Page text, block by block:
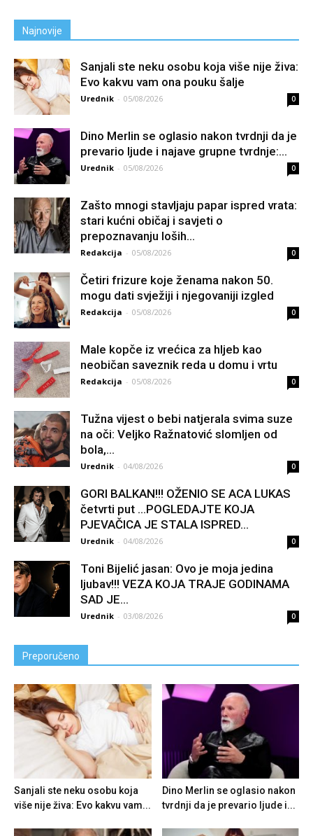
Najnovije
Sanjali ste neku osobu koja više nije živa:
Evo kakvu vam ona pouku šalje
Urednik - 05/08/2026 0
Dino Merlin se oglasio nakon tvrdnji da je
prevario ljude i najave grupne tvrdnje:...
Urednik - 05/08/2026 0
Zašto mnogi stavljaju papar ispred vrata:
stari kućni običaj i savjeti o
prepoznavanju loših...
Redakcija - 05/08/2026 0
Četiri frizure koje ženama nakon 50.
mogu dati svježiji i njegovaniji izgled
Redakcija - 05/08/2026 0
Male kopče iz vrećica za hljeb kao
neobičan saveznik reda u domu i vrtu
Redakcija - 05/08/2026 0
Tužna vijest o bebi natjerala svima suze
na oči: Veljko Ražnatović slomljen od
boIa,...
Urednik - 04/08/2026 0
GORI BALKAN!!! OŽENIO SE ACA LUKAS
četvrti put …POGLEDAJTE KOJA
PJEVAČICA JE STALA ISPRED...
Urednik - 04/08/2026 0
Toni Bijelić jasan: Ovo je moja jedina
ljubav!!! VEZA KOJA TRAJE GODINAMA
SAD JE...
Urednik - 03/08/2026 0
Preporučeno
Sanjali ste neku osobu koja
više nije živa: Evo kakvu vam...
Dino Merlin se oglasio nakon
tvrdnji da je prevario ljude i...